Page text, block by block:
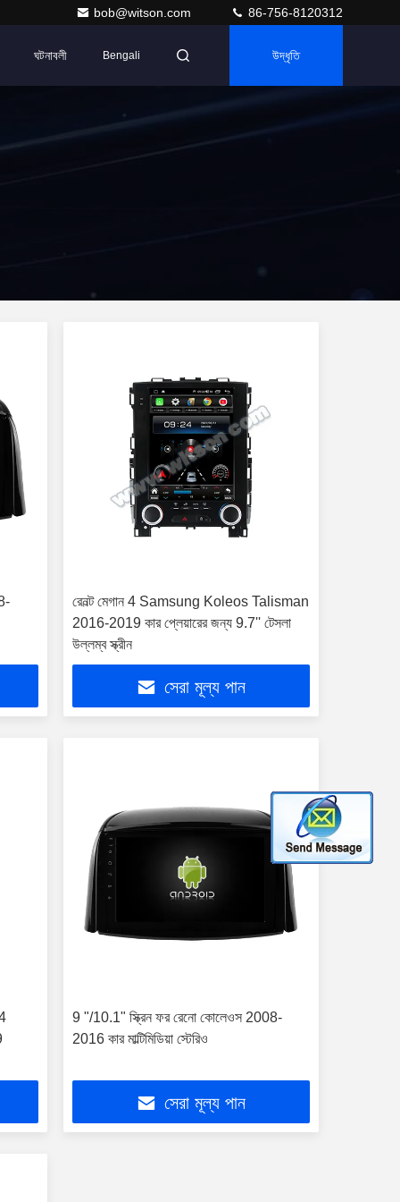
bob@witson.com 86-756-8120312
ঘটনাবলী Bengali উদ্ধৃতি
রেনল্ট মেগান 4 Samsung Koleos Talisman
2016-2019 কার প্লেয়ারের জন্য 9.7'' টেসলা
উল্লম্ব স্ক্রীন
সেরা মূল্য পান
9 "/10.1" স্ক্রিন ফর রেনো কোলেওস 2008-
2016 কার মাল্টিমিডিয়া স্টেরিও
সেরা মূল্য পান